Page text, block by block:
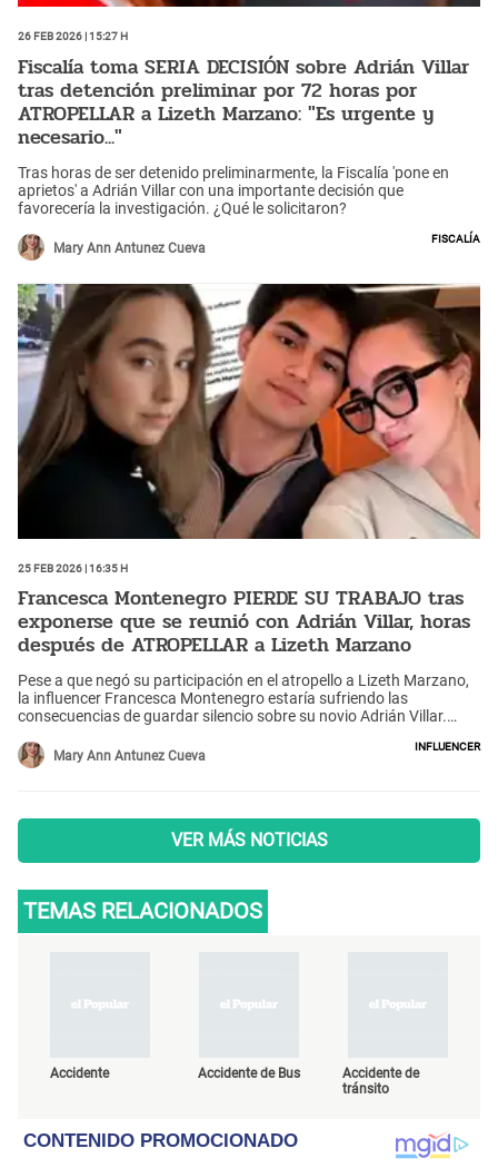
26 Feb 2026 | 15:27 h
Fiscalía toma SERIA DECISIÓN sobre Adrián Villar
tras detención preliminar por 72 horas por
ATROPELLAR a Lizeth Marzano: "Es urgente y
necesario..."
Tras horas de ser detenido preliminarmente, la Fiscalía 'pone en
aprietos' a Adrián Villar con una importante decisión que
favorecería la investigación. ¿Qué le solicitaron?
Mary Ann Antunez Cueva
Fiscalía
25 Feb 2026 | 16:35 h
Francesca Montenegro PIERDE SU TRABAJO tras
exponerse que se reunió con Adrián Villar, horas
después de ATROPELLAR a Lizeth Marzano
Pese a que negó su participación en el atropello a Lizeth Marzano,
la influencer Francesca Montenegro estaría sufriendo las
consecuencias de guardar silencio sobre su novio Adrián Villar.
Mary Ann Antunez Cueva
Influencer
VER MÁS NOTICIAS
TEMAS RELACIONADOS
Accidente Accidente de Bus
Accidente de
tránsito